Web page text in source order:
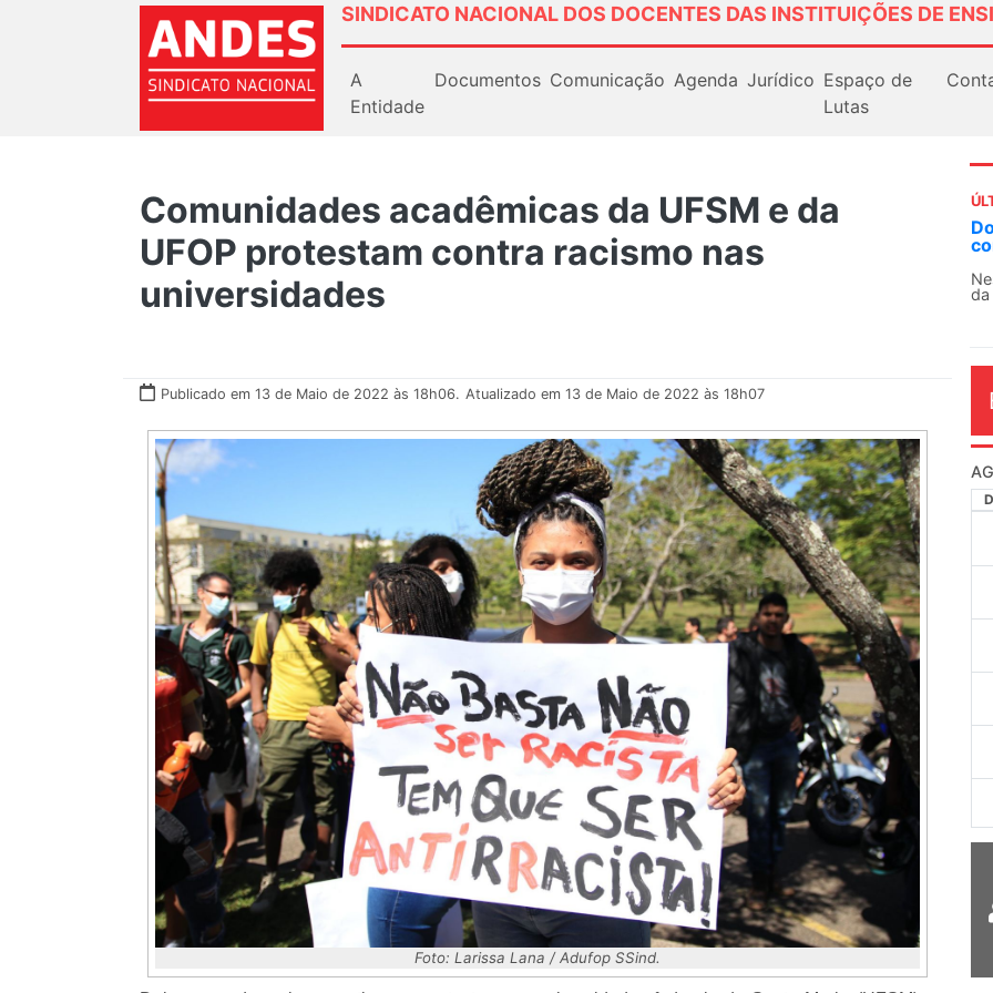
SINDICATO NACIONAL DOS DOCENTES DAS INSTITUIÇÕES DE
A
Entidade
Documentos Comunicação Agenda Jurídico Espaço de
Lutas
Comunidades acadêmicas da UFSM e da
UFOP protestam contra racismo nas
universidades
Publicado em 13 de Maio de 2022 às 18h06. Atualizado em 13 de Maio de 2022 às 18h07
Foto: Larissa Lana / Adufop SSind.
O